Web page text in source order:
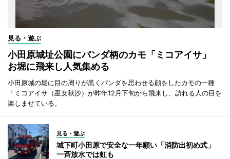
見る・遊ぶ
小田原城址公園にパンダ柄のカモ「ミコアイサ」
お堀に飛来し人気集める
小田原城の堀に目の周りが黒くパンダを思わせる顔をしたカモの一種
「ミコアイサ（巫女秋沙）が昨年12月下旬から飛来し、訪れる人の目を
楽しませている。
見る・遊ぶ
城下町小田原で安全な一年願い「消防出初め式」
一斉放水では虹も